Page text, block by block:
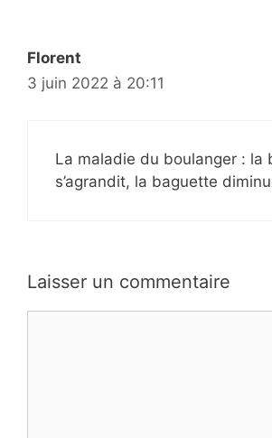
Florent
3 juin 2022 à 20:11
La maladie du boulanger : la
s’agrandit, la baguette
Laisser un commentaire